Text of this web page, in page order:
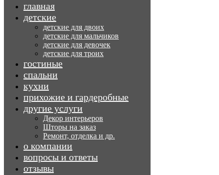
главная
детские
детские для двоих
детские для мальчиков
детские для девочек
детские для троих
гостиные
спальни
кухни
прихожие и гардеробные
другие услуги
Декор интерьеров
Шторы на заказ
Ремонт, отделка и др.
о компании
вопросы и ответы
отзывы